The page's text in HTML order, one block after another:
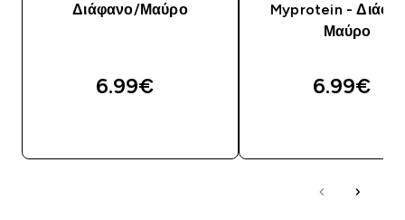
Διάφανο/Μαύρο
6.99€‎
Myprotein -
Μαύρο
6.99€‎